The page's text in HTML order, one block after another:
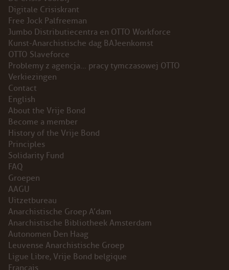
INSTAGRAM
BLUESKY
ENGLISH
ABOUT THE VRIJE BOND
PRINCIPLES
BECOME A MEMBER
SOLIDARITY FUND
HISTORY OF THE VRIJE BOND
FREE ASSOCIATION
Digitale Crisiskrant
Free Jock Palfreeman
Jumbo Distributiecentra en OTTO Workforce
Kunst-Anarchistische dag BAJeenkomst
OTTO Slaveforce
Problemy z agencja… pracy tymczasowej OTTO
Verkiezingen
Contact
English
About the Vrije Bond
Become a member
History of the Vrije Bond
Principles
Solidarity Fund
FAQ
Groepen
AAGU
Uitzetbureau
Anarchistische Groep A’dam
Anarchistische Bibliotheek Amsterdam
Autonomen Den Haag
Leuvense Anarchistische Groep
Ligue Libre, Vrije Bond belgique